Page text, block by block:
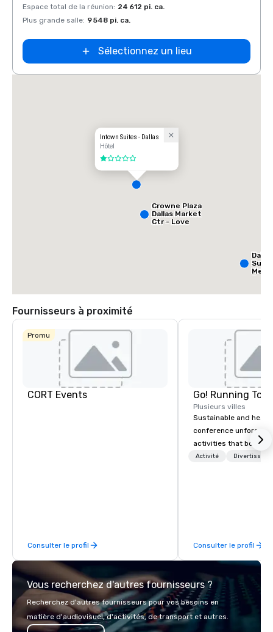
Espace total de la réunion: 24 612 pi. ca.
Plus grande salle: 9 548 pi. ca.
Sélectionnez un lieu
Intown Suites - Dallas
Hôtel
1 sur 5
Crowne Plaza
Dallas Market
Ctr - Love
Fournisseurs à proximité
Promu
CORT Events
Consulter le profil
Go! Running
Plusieurs villes
Sustainable and
conference
activities that boost
lower carbon
Activité
Consulter le profil
Vous recherchez d'autres fournisseurs ?
Recherchez d'autres fournisseurs pour vos besoins en
matière d'audiovisuel, d'activités, de transport et autres.